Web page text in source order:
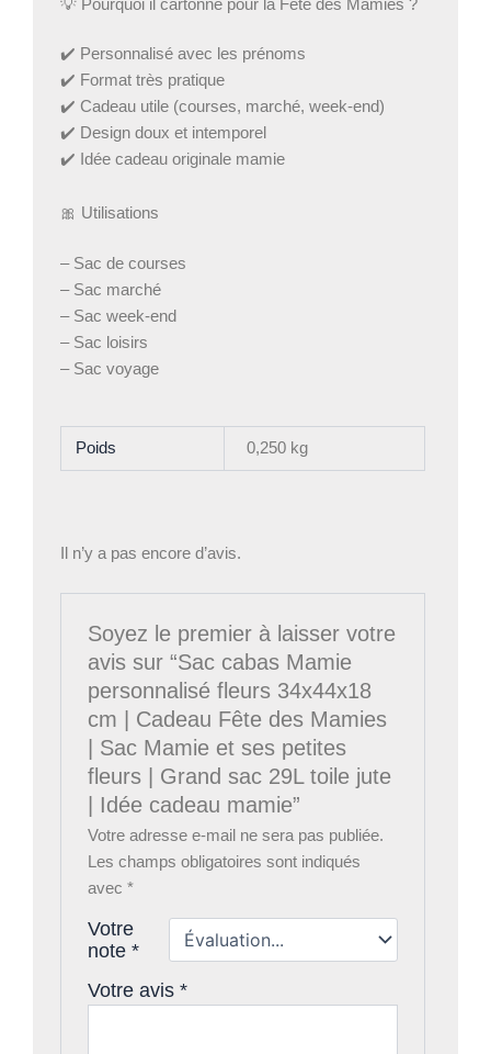
💡 Pourquoi il cartonne pour la Fête des Mamies ?
✔️ Personnalisé avec les prénoms
✔️ Format très pratique
✔️ Cadeau utile (courses, marché, week-end)
✔️ Design doux et intemporel
✔️ Idée cadeau originale mamie
🎀 Utilisations
– Sac de courses
– Sac marché
– Sac week-end
– Sac loisirs
– Sac voyage
Poids 0,250 kg
Il n’y a pas encore d’avis.
Soyez le premier à laisser votre
avis sur “Sac cabas Mamie
personnalisé fleurs 34x44x18
cm | Cadeau Fête des Mamies
| Sac Mamie et ses petites
fleurs | Grand sac 29L toile jute
| Idée cadeau mamie”
Votre adresse e-mail ne sera pas publiée.
Les champs obligatoires sont indiqués
avec*
Votre
note*
Votre avis*